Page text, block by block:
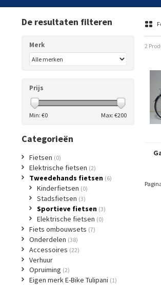
2
De resultaten filteren
Merk
Prijs
Min: €0 Max: €200
Categorieën
Fietsen (0)
Elektrische fietsen (2)
Tweedehands fietsen (6)
Kinderfietsen (0)
Stadsfietsen (3)
Sportieve fietsen (3)
Elektrische fietsen (0)
Fiets ombouwsets (7)
Onderdelen (38)
Accessoires (22)
Verhuur
Opruiming (2)
Eigen merk E-Bike Tulipani (1)